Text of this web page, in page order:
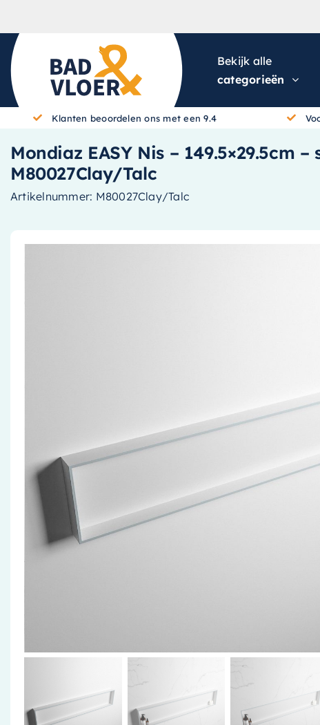
Bekijk alle
categorieën
Klanten beoordelen ons met een 9.4
Mondiaz EASY Nis –
M80027Clay/Talc
Artikelnummer: M80027Clay/Talc